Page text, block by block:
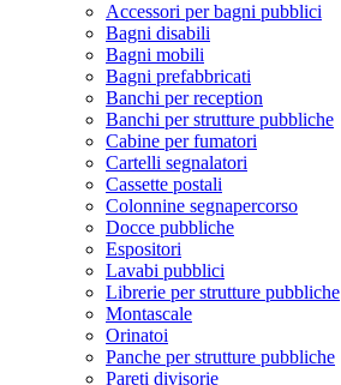
Accessori per bagni pubblici
Bagni disabili
Bagni mobili
Bagni prefabbricati
Banchi per reception
Banchi per strutture pubbliche
Cabine per fumatori
Cartelli segnalatori
Cassette postali
Colonnine segnapercorso
Docce pubbliche
Espositori
Lavabi pubblici
Librerie per strutture pubbliche
Montascale
Orinatoi
Panche per strutture pubbliche
Pareti divisorie